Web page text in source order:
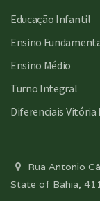
Educação Infantil
Ensino
Ensino Médio
Turno Integral
Diferenciais Vitória
Rua Antonio
State of Bahia,